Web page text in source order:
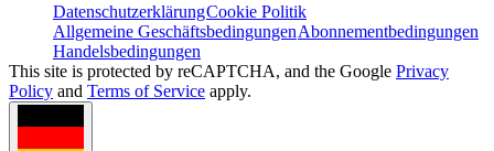
DatenschutzerklärungCookie Politik
Allgemeine GeschäftsbedingungenAbonnementbedingungen
Handelsbedingungen
This site is protected by reCAPTCHA, and the Google Privacy
Policy and Terms of Service apply.